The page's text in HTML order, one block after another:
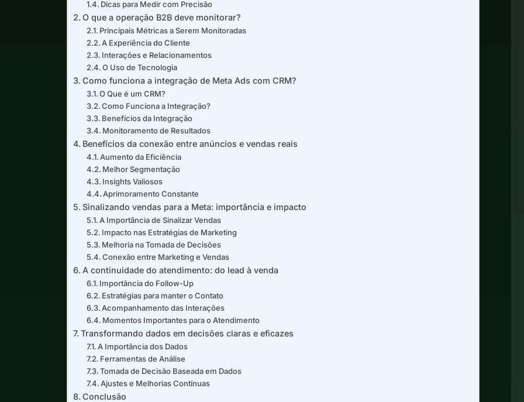
Dicas para Medir com Precisão
O que a operação B2B deve monitorar?
Principais Métricas a Serem Monitoradas
A Experiência do Cliente
Interações e Relacionamentos
O Uso de Tecnologia
Como funciona a integração de Meta Ads com CRM?
O Que é um CRM?
Como Funciona a Integração?
Benefícios da Integração
Monitoramento de Resultados
Benefícios da conexão entre anúncios e vendas reais
Aumento da Eficiência
Melhor Segmentação
Insights Valiosos
Aprimoramento Constante
Sinalizando vendas para a Meta: importância e impacto
A Importância de Sinalizar Vendas
Impacto nas Estratégias de Marketing
Melhoria na Tomada de Decisões
Conexão entre Marketing e Vendas
A continuidade do atendimento: do lead à venda
Importância do Follow-Up
Estratégias para manter o Contato
Acompanhamento das Interações
Momentos Importantes para o Atendimento
Transformando dados em decisões claras e eficazes
A Importância dos Dados
Ferramentas de Análise
Tomada de Decisão Baseada em Dados
Ajustes e Melhorias Contínuas
Conclusão